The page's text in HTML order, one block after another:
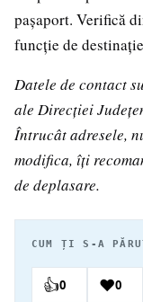
pașaport. Verifică
funcție de
Datele de contact
ale Direcției
Întrucât adresele,
modifica, îți
de deplasare.
CUM ȚI S-A
👍0 ❤️0